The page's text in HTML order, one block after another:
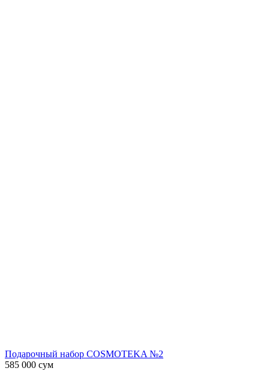
Подарочный набор COSMOTEKA №2
585 000 сум